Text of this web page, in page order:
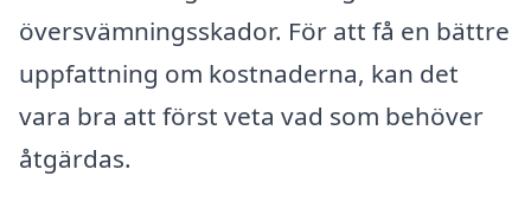
översvämningsskador. För att få en bättre
uppfattning om kostnaderna, kan det
vara bra att först veta vad som behöver
åtgärdas.